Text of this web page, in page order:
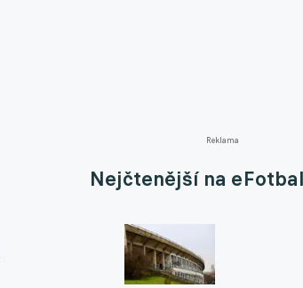
Reklama
Nejčtenější na